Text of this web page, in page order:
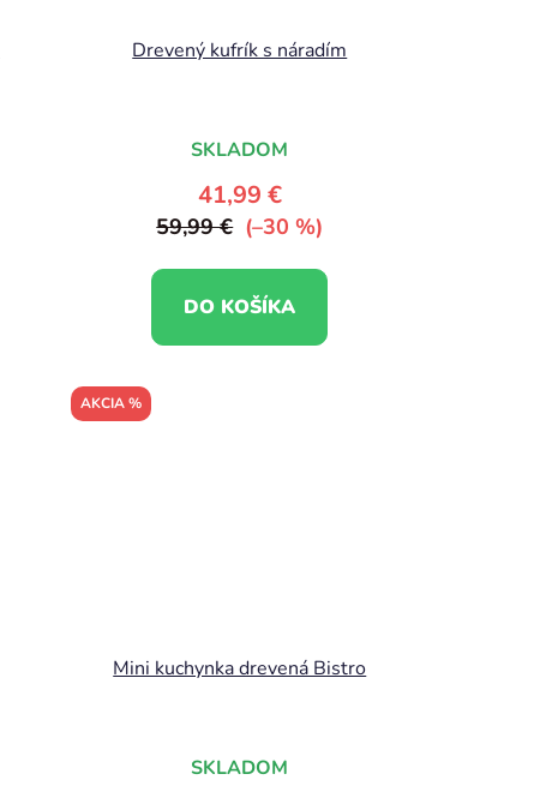
Drevený kufrík s náradím
SKLADOM
41,99 €
59,99 € (–30 %)
DO KOŠÍKA
AKCIA %
Mini kuchynka drevená Bistro
SKLADOM